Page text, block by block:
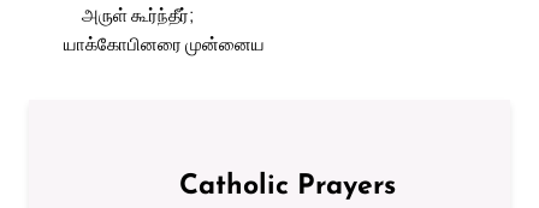
அருள் கூர்ந்தீர்;
யாக்கோபினரை முன்னைய
Catholic Prayers